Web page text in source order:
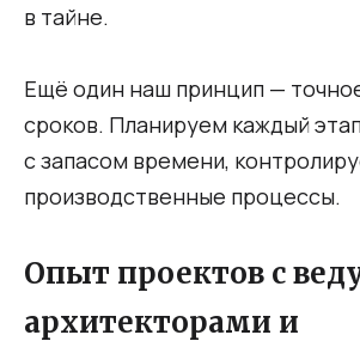
в тайне.
Ещё один наш принцип —
сроков. Планируем каждый
с запасом времени,
производственные процессы.
Опыт проектов с
архитекторами и